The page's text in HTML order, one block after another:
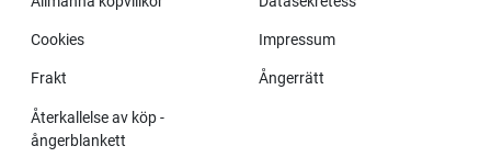
Cookies Impressum
Frakt Ångerrätt
Återkallelse av köp -
ångerblankett